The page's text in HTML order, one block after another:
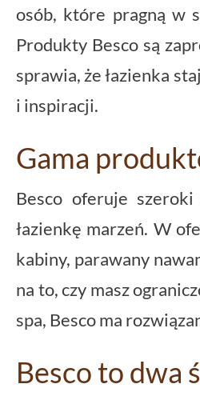
osób, które pragną w
Produkty Besco są
sprawia, że łazienka
i inspiracji.
Gama
Besco oferuje
łazienkę marzeń. W
kabiny, parawany
na to, czy masz
spa, Besco ma
Besco to dwa